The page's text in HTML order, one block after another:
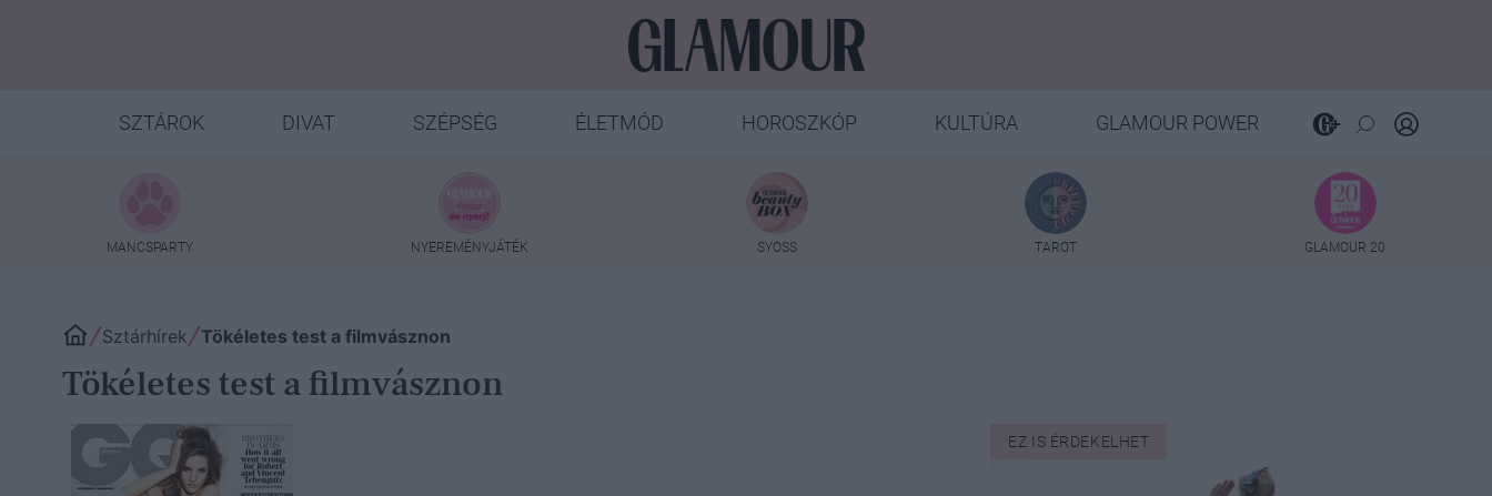
SZTÁROK DIVAT SZÉPSÉG ÉLETMÓD HOROSZKÓP KULTÚRA GLAMOUR POWER
MANCSPARTY NYEREMÉNYJÁTÉK SYOSS TAROT GLAMOUR 20
Sztárhírek Tökéletes test a filmvásznon
Tökéletes test a filmvásznon
EZ IS ÉRDEKELHET